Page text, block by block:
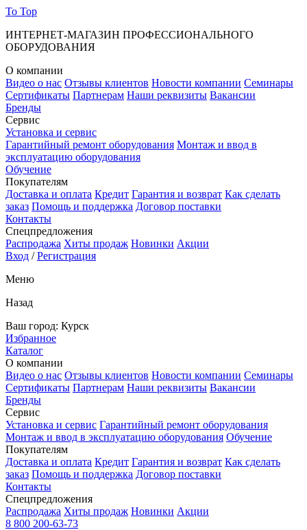
To Top
ИНТЕРНЕТ-МАГАЗИН ПРОФЕССИОНАЛЬНОГО
ОБОРУДОВАНИЯ
О компании
Видео о нас Отзывы клиентов Новости компании Семинары
Сертификаты Партнерам Наши реквизиты Вакансии
Бренды
Сервис
Установка и сервис
Гарантийный ремонт оборудования Монтаж и ввод в
эксплуатацию оборудования
Обучение
Покупателям
Доставка и оплата Кредит Гарантия и возврат Как сделать
заказ Помощь и поддержка Договор поставки
Контакты
Спецпредложения
Распродажа Хиты продаж Новинки Акции
Вход /Регистрация
Меню
Назад
Ваш город: Курск
Избранное
Каталог
О компании
Видео о нас Отзывы клиентов Новости компании Семинары
Сертификаты Партнерам Наши реквизиты Вакансии
Бренды
Сервис
Установка и сервис Гарантийный ремонт оборудования
Монтаж и ввод в эксплуатацию оборудования Обучение
Покупателям
Доставка и оплата Кредит Гарантия и возврат Как сделать
заказ Помощь и поддержка Договор поставки
Контакты
Спецпредложения
Распродажа Хиты продаж Новинки Акции
8 800 200-63-73